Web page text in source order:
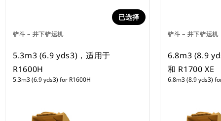
铲斗 – 井下铲运机
已选择
5.3m3 (6.9 yds3)，适用于
R1600H
5.3m3 (6.9 yds3) for R1600H
铲斗 – 井下铲运机
6.8m3 (8.9
和 R1700 XE
6.8m3 (8.9 yds3)